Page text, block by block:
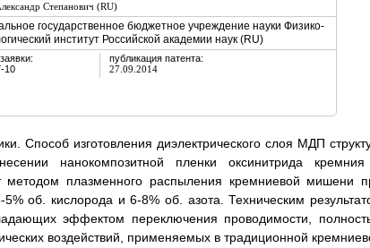
Степанович (RU)
государственное бюджетное учреждение науки Физико-
институт Российской академии наук (RU)
10
публикация патента:
27.09.2014
Способ изготовления диэлектрического слоя МДП
нанокомпозитной пленки оксинитрида
плазменного распыления кремниевой мишени
об. кислорода и 6-8% об. азота. Техническим
эффектом переключения проводимости,
воздействий, применяемых в традиционной